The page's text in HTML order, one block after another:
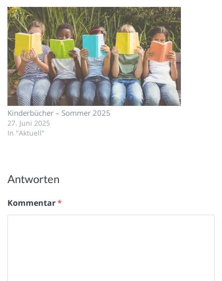
Kinderbücher – Sommer 2025
27. Juni 2025
In "Aktuell"
Antworten
Kommentar*